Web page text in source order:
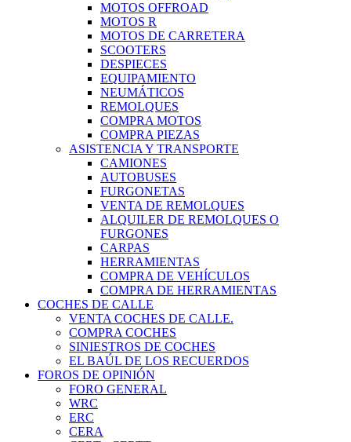
MOTOS OFFROAD
MOTOS R
MOTOS DE CARRETERA
SCOOTERS
DESPIECES
EQUIPAMIENTO
NEUMÁTICOS
REMOLQUES
COMPRA MOTOS
COMPRA PIEZAS
ASISTENCIA Y TRANSPORTE
CAMIONES
AUTOBUSES
FURGONETAS
VENTA DE REMOLQUES
ALQUILER DE REMOLQUES O
FURGONES
CARPAS
HERRAMIENTAS
COMPRA DE VEHÍCULOS
COMPRA DE HERRAMIENTAS
COCHES DE CALLE
VENTA COCHES DE CALLE.
COMPRA COCHES
SINIESTROS DE COCHES
EL BAÚL DE LOS RECUERDOS
FOROS DE OPINIÓN
FORO GENERAL
WRC
ERC
CERA